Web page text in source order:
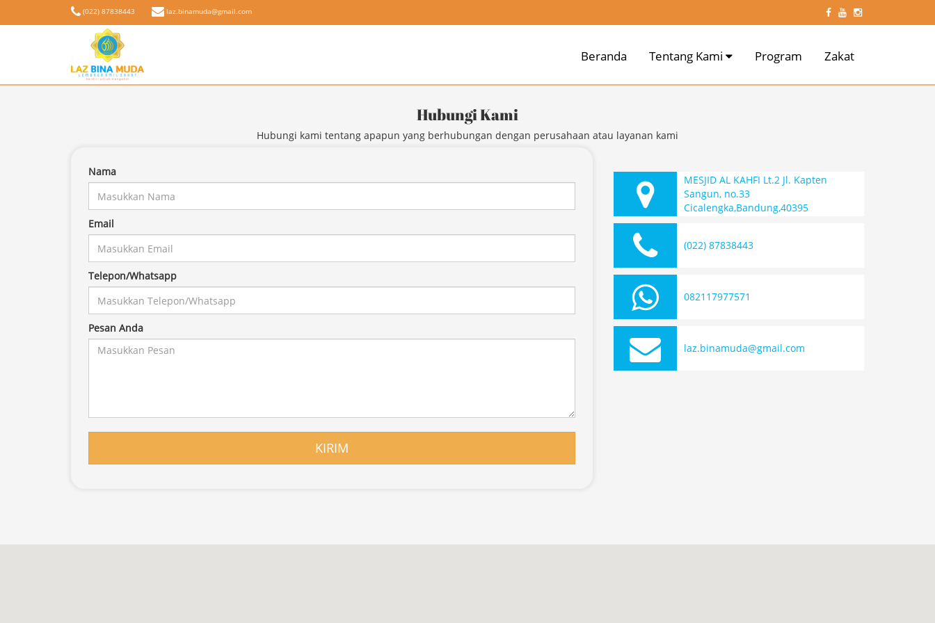
(022) 87838443 laz.binamuda@gmail.com
Beranda Tentang Kami Program Zakat
Hubungi Kami
Hubungi kami tentang apapun yang berhubungan dengan perusahaan atau layanan kami
Nama
Email
Telepon/Whatsapp
Pesan Anda
KIRIM
MESJID AL KAHFI Lt.2 Jl. Kapten
Sangun, no.33
Cicalengka,Bandung,40395
(022) 87838443
082117977571
laz.binamuda@gmail.com